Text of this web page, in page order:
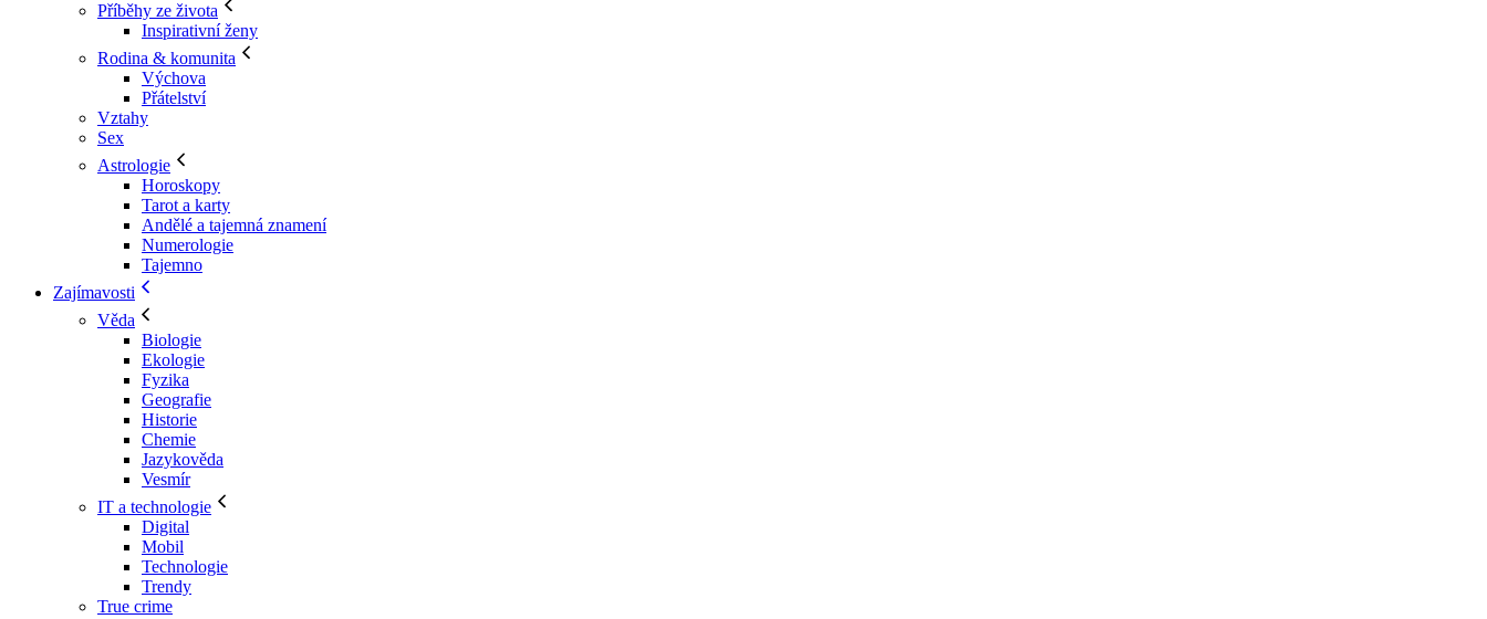
Příběhy ze života
Inspirativní ženy
Rodina & komunita
Výchova
Přátelství
Vztahy
Sex
Astrologie
Horoskopy
Tarot a karty
Andělé a tajemná znamení
Numerologie
Tajemno
Zajímavosti
Věda
Biologie
Ekologie
Fyzika
Geografie
Historie
Chemie
Jazykověda
Vesmír
IT a technologie
Digital
Mobil
Technologie
Trendy
True crime